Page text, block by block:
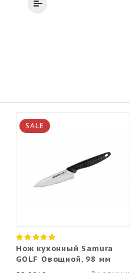
SALE
Нож кухонный Samura
GOLF Овощной, 98 мм